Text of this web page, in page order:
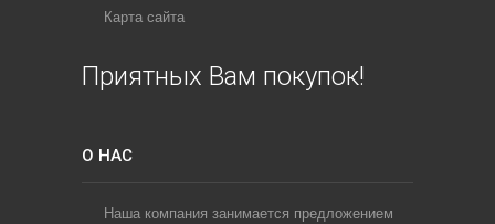
Карта сайта
Приятных Вам покупок!
О НАС
Наша компания занимается предложением